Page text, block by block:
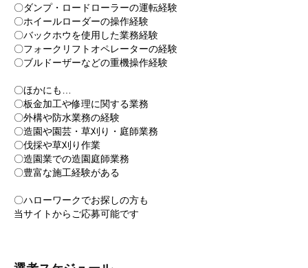
〇ダンプ・ロードローラーの運転経験
〇ホイールローダーの操作経験
〇バックホウを使用した業務経験
〇フォークリフトオペレーターの経験
〇ブルドーザーなどの重機操作経験
〇ほかにも…
〇板金加工や修理に関する業務
〇外構や防水業務の経験
〇造園や園芸・草刈り・庭師業務
〇伐採や草刈り作業
〇造園業での造園庭師業務
〇豊富な施工経験がある
〇ハローワークでお探しの方も
当サイトからご応募可能です